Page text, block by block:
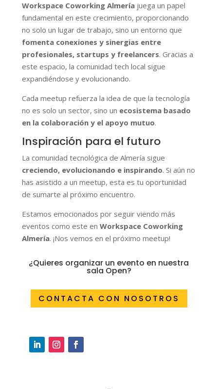
Workspace Coworking Almeríajuega un papel
fundamental en este crecimiento, proporcionando
no solo un lugar de trabajo, sino un entorno que
fomenta conexiones y sinergias entre
profesionales, startups y freelancers. Gracias a
este espacio, la comunidad tech local sigue
expandiéndose y evolucionando.
Cada meetup refuerza la idea de que la tecnología
no es solo un sector, sino un ecosistema basado
en la colaboración y el apoyo mutuo.
Inspiración para el futuro
La comunidad tecnológica de Almería sigue
creciendo, evolucionando e inspirando. Si aún no
has asistido a un meetup, esta es tu oportunidad
de sumarte al próximo encuentro.
Estamos emocionados por seguir viendo más
eventos como este en Workspace Coworking
Almería. ¡Nos vemos en el próximo meetup!
¿Quieres organizar un evento en nuestra
sala Open?
CONTACTA CON NOSOTROS